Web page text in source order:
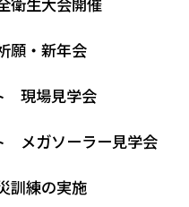
・新年会
現場見学会
メガソーラー見学会
練の実施